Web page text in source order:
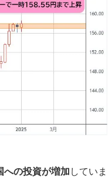
への投資が増加 していま